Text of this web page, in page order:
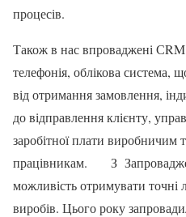
процесів.
Також в нас впроваджені
телефонія, облікова система,
від отримання замовлення,
до відправлення клієнту,
заробітної плати виробничим
працівникам. З
можливість отримувати точні
виробів. Цього року